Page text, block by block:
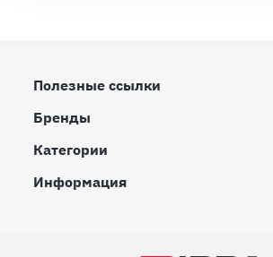
Полезные ссылки
Бренды
Категории
Информация